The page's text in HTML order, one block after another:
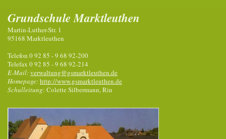
Grundschule Marktleuthen
Martin-Luther-Str. 1
95168 Marktleuthen
Telefon 0 92 85 - 9 68 92-200
Telefax 0 92 85 - 9 68 92-214
E-Mail:verwaltung@gsmarktleuthen.de
Homepage:http://www.gsmarktleuthen.de
Schulleitung: Colette Silbermann, Rin